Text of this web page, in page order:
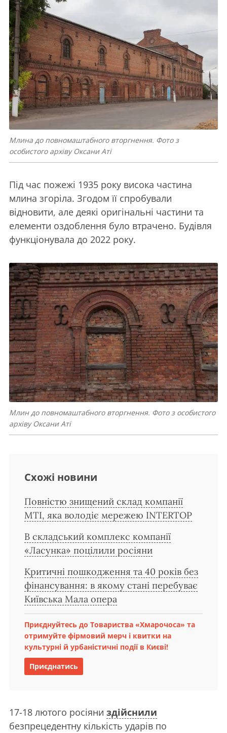
Млина до повномаштабного вторгнення. Фото з
особистого архіву Оксани Аті
Під час пожежі 1935 року висока частина
млина згоріла. Згодом її спробували
відновити, але деякі оригінальні частини та
елементи оздоблення було втрачено. Будівля
функціонувала до 2022 року.
Млин до повномаштабного вторгнення. Фото з особистого
архіву Оксани Аті
Схожі новини
Повністю знищений склад компанії
MTI, яка володіє мережею INTERTOP
В складський комплекс компанії
«Ласунка» поцілили росіяни
Критичні пошкодження та 40 років без
фінансування: в якому стані перебуває
Київська Мала опера
Приєднуйтесь до Товариства «Хмарочоса» та
отримуйте фірмовий мерч і квитки на
культурні й урбаністичні події в Києві!
Приєднатись
17-18 лютого росіяни здійснили
безпрецедентну кількість ударів по